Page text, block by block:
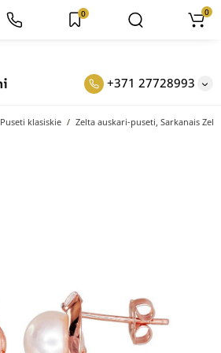
+371 27728993
0 0
Puseti klasiskie Zelta auskari-puseti, Sarkanais